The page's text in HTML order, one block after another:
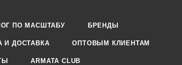
ПО МАСШТАБУ БРЕНДЫ
И ДОСТАВКА ОПТОВЫМ КЛИЕНТАМ
ARMATA CLUB